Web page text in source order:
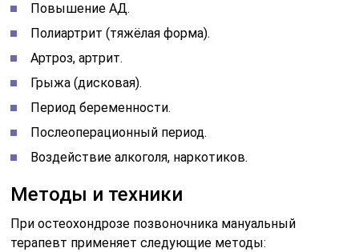
Повышение АД.
Полиартрит (тяжёлая форма).
Артроз, артрит.
Грыжа (дисковая).
Период беременности.
Послеоперационный период.
Воздействие алкоголя, наркотиков.
Методы и техники
При остеохондрозе позвоночника мануальный
терапевт применяет следующие методы: